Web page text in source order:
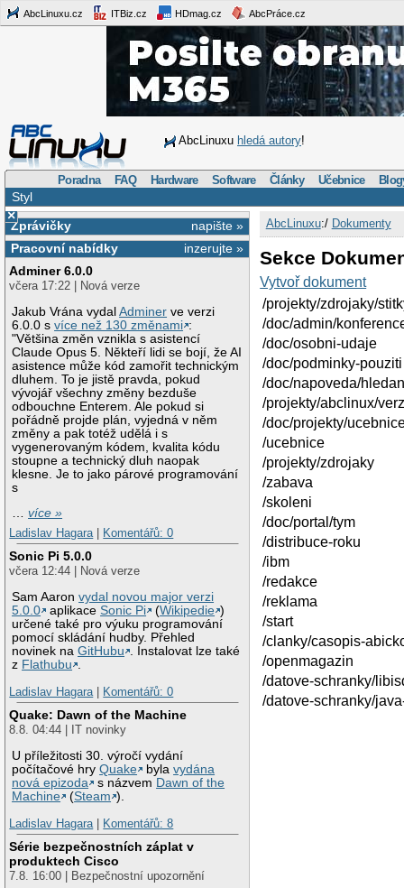
AbcLinuxu.cz ITBiz.cz HDmag.cz AbcPráce.cz
AbcLinuxu hledá autory!
Poradna FAQ Hardware Software Články Učebnice
Styl
×
napište »
Zprávičky
inzerujte »
Pracovní nabídky
Adminer 6.0.0
včera 17:22 | Nová verze
Jakub Vrána vydalAdminer ve verzi
6.0.0 svíce než 130 změnami :
"Většina změn vznikla s asistencí
Claude Opus 5. Někteří lidi se bojí, že AI
asistence může kód zamořit technickým
dluhem. To je jistě pravda, pokud
vývojář všechny změny bezduše
odbouchne Enterem. Ale pokud si
pořádně projde plán, vyjedná v něm
změny a pak totéž udělá i s
vygenerovaným kódem, kvalita kódu
stoupne a technický dluh naopak
klesne. Je to jako párové programování
s
…více »
Ladislav Hagara
Komentářů: 0
Sonic Pi 5.0.0
včera 12:44 | Nová verze
Sam Aaronvydal novou major verzi
5.0.0
aplikaceSonic Pi (Wikipedie )
určené také pro výuku programování
pomocí skládání hudby. Přehled
novinek naGitHubu . Instalovat lze také
z Flathubu .
Ladislav Hagara
Komentářů: 0
Quake: Dawn of the Machine
8.8. 04:44 | IT novinky
U příležitosti 30. výročí vydání
počítačové hryQuake bylavydána
nová epizoda
s názvem Dawn of the
Machine
(Steam ).
Ladislav Hagara
Komentářů: 8
Série bezpečnostních záplat v
produktech Cisco
7.8. 16:00 | Bezpečnostní upozornění
AbcLinuxu:/ Dokumenty
Sekce
Vytvoř dokument
/projekty/zdrojaky/
/doc/admin/
/doc/osobni-udaje
/doc/podminky-pouziti
/doc/napoveda/
/projekty/abclinux/
/doc/projekty/
/ucebnice
/projekty/zdrojaky
/zabava
/skoleni
/doc/portal/tym
/distribuce-roku
/ibm
/redakce
/reklama
/start
/clanky/casopis-
/openmagazin
/datove-schranky/
/datove-schranky/